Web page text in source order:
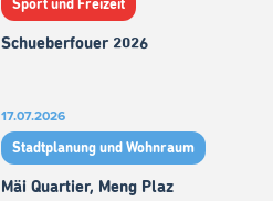
Sport und Freizeit
Schueberfouer 2026
17.07.2026
Stadtplanung und Wohnraum
Mäi Quartier, Meng Plaz